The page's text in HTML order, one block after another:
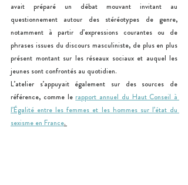
avait préparé un débat mouvant invitant au
questionnement autour des stéréotypes de genre,
notamment à partir d’expressions courantes ou de
phrases issues du discours masculiniste, de plus en plus
présent montant sur les réseaux sociaux et auquel les
jeunes sont confrontés au quotidien.
L’atelier s’appuyait également sur des sources de
référence, comme le rapport annuel du Haut Conseil à
l’Égalité entre les femmes et les hommes sur l’état du
sexisme en France.